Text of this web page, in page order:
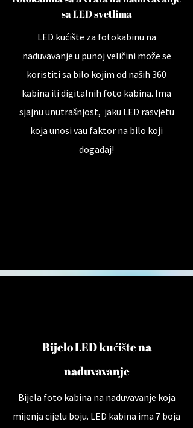
sa LED svetlima
LED kućište za fotokabinu na
naduvavanje u punoj veličini može se
koristiti sa bilo kojim od naših 360
kabina ili digitalnih foto kabina. Ima
sjajnu unutrašnjost, jaku LED rasvjetu
koja unosi vau faktor na bilo koji
događaj!
Bijelo LED kućište na
naduvavanje
Bijela foto kabina na naduvavanje koja
mijenja cijelu boju. LED kabina ima 7 boja